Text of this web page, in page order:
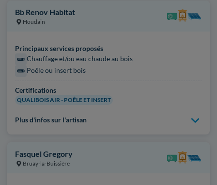
Bb Renov Habitat
Houdain
Principaux services proposés
Chauffage et/ou eau chaude au bois
Poêle ou insert bois
Certifications
QUALIBOIS AIR - POÊLE ET INSERT
Plus d'infos sur l'artisan
Fasquel Gregory
Bruay-la-Buissière